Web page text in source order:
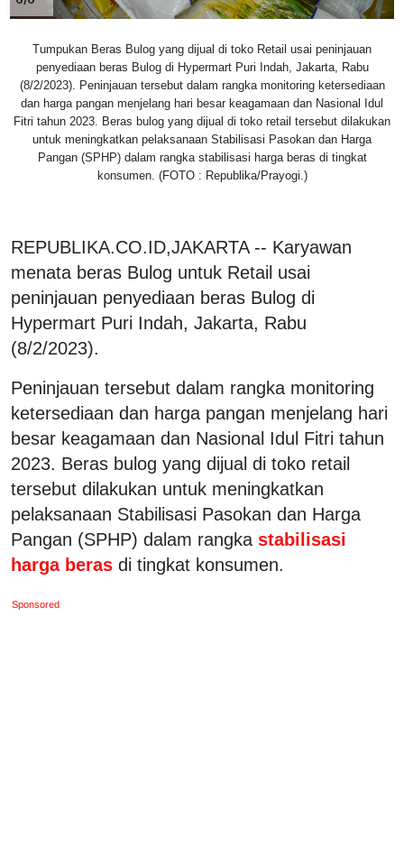
Tumpukan Beras Bulog yang dijual di toko Retail usai peninjauan
penyediaan beras Bulog di Hypermart Puri Indah, Jakarta, Rabu
(8/2/2023). Peninjauan tersebut dalam rangka monitoring ketersediaan
dan harga pangan menjelang hari besar keagamaan dan Nasional Idul
Fitri tahun 2023. Beras bulog yang dijual di toko retail tersebut dilakukan
untuk meningkatkan pelaksanaan Stabilisasi Pasokan dan Harga
Pangan (SPHP) dalam rangka stabilisasi harga beras di tingkat
konsumen. (FOTO : Republika/Prayogi.)
REPUBLIKA.CO.ID,JAKARTA -- Karyawan
menata beras Bulog untuk Retail usai
peninjauan penyediaan beras Bulog di
Hypermart Puri Indah, Jakarta, Rabu
(8/2/2023).
Peninjauan tersebut dalam rangka monitoring
ketersediaan dan harga pangan menjelang hari
besar keagamaan dan Nasional Idul Fitri tahun
2023. Beras bulog yang dijual di toko retail
tersebut dilakukan untuk meningkatkan
pelaksanaan Stabilisasi Pasokan dan Harga
Pangan (SPHP) dalam rangka stabilisasi
harga beras di tingkat konsumen.
Sponsored